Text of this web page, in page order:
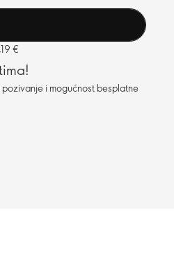
€
i mogućnost besplatne